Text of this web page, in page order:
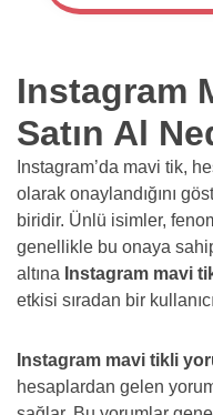
Instagram
Satın Al
Instagram’da mavi tik,
olarak onaylandığını
biridir. Ünlü isimler,
genellikle bu onaya
altına Instagram mavi
etkisi sıradan bir
Instagram mavi tikli
hesaplardan gelen